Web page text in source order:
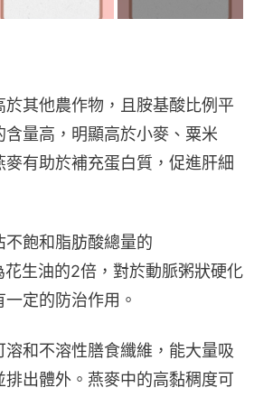
其他農作物，且胺基酸比例平
量高，明顯高於小麥、粟米
有助於補充蛋白質，促進肝細
飽和脂肪酸總量的
生油的2倍，對於動脈粥狀硬化
定的防治作用。
和不溶性膳食纖維，能大量吸
出體外。燕麥中的高黏稠度可